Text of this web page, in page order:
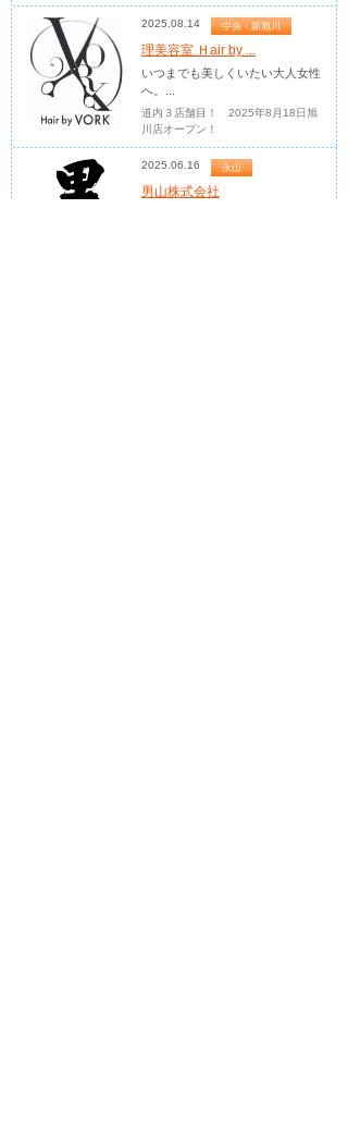
2025.08.14 中央・新旭川
理美容室 Ｈair by ...
いつまでも美しくいたい大人女性
へ。...
道内３店舗目！ 2025年8月18日旭
川店オープン！
2025.06.16 永山
男山株式会社